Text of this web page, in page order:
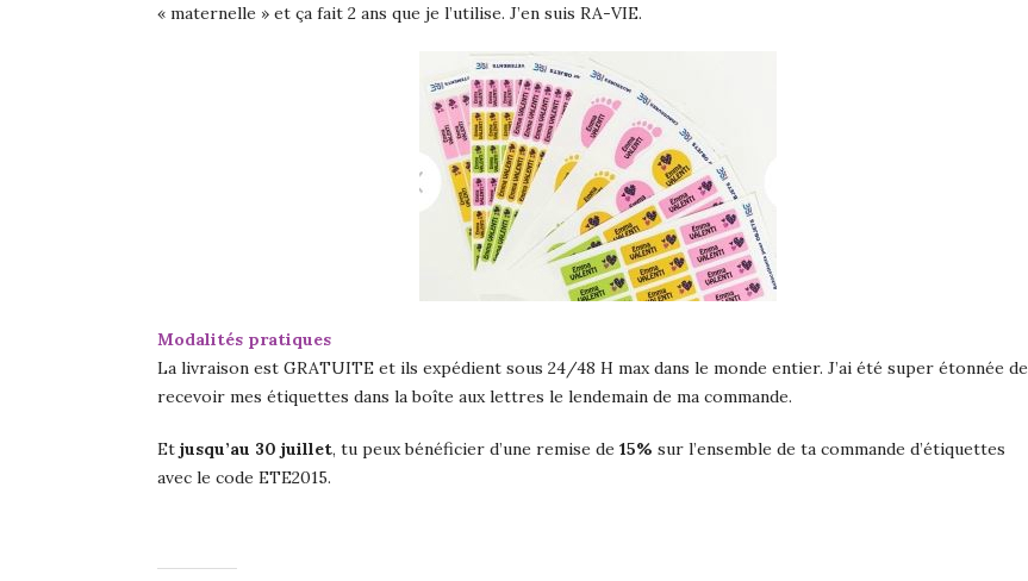
« maternelle » et ça fait 2 ans que je l’utilise. J’en suis RA-VIE.
Modalités pratiques
La livraison est GRATUITE et ils expédient sous 24/48 H max dans le monde entier. J’ai été super étonnée de
recevoir mes étiquettes dans la boîte aux lettres le lendemain de ma commande.
Et jusqu’au 30 juillet, tu peux bénéficier d’une remise de 15% sur l’ensemble de ta commande d’étiquettes
avec le code ETE2015.